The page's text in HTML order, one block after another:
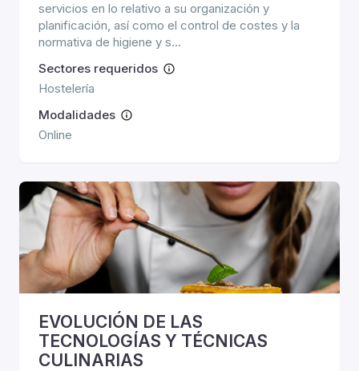
servicios en lo relativo a su organización y
planificación, así como el control de costes y la
normativa de higiene y s...
Sectores requeridos
Hostelería
Modalidades
Online
EVOLUCIÓN DE LAS
TECNOLOGÍAS Y TÉCNICAS
CULINARIAS